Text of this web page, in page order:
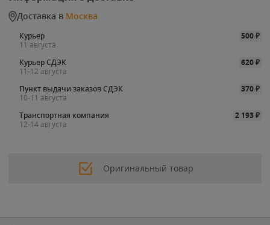
Доставка в Москва
Курьер 500₽
11 августа
Курьер СДЭК
620₽
11-12 августа
Пункт выдачи заказов СДЭК
370₽
10-11 августа
Транспортная компания
2 193₽
12-14 августа
Оригинальный товар